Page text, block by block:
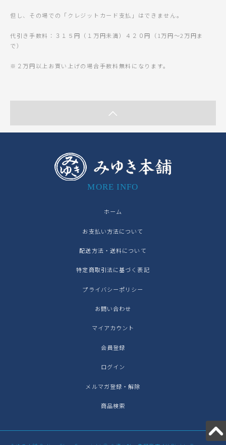
但し、その場での「クレジットカード支払」はできません。
代引き手数料：３１５円（１万円未満）４２０円（1万円～2万円ま
で）
※２万円以上お買い上げの場合手数料無料になります。
MORE INFO
ホーム
お支払い方法について
配送方法・送料について
特定商取引法に基づく表記
プライバシーポリシー
お問い合わせ
マイアカウント
会員登録
ログイン
メルマガ登録・解除
商品検索